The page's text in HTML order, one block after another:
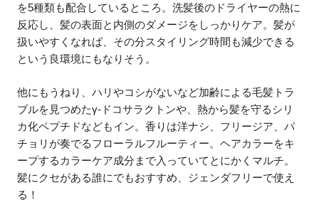
を5種類も配合しているところ。洗髪後のドライヤーの熱に
反応し、髪の表面と内側のダメージをしっかりケア。髪が
扱いやすくなれば、その分スタイリング時間も減少できる
という良環境にもなりそう。
他にもうねり、ハリやコシがないなど加齢による毛髪トラ
ブルを見つめたγ-ドコサラクトンや、熱から髪を守るシリ
カ化ペプチドなどもイン。香りは洋ナシ、フリージア、パ
チョリが奏でるフローラルフルーティー。ヘアカラーをキ
ープするカラーケア成分まで入っていてとにかくマルチ。
髪にクセがある誰にでもおすすめ、ジェンダフリーで使え
る！